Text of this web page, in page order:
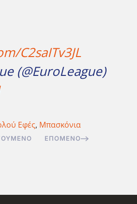
C2saITv3JL
(@EuroLeague)
Εφές, Μπασκόνια
ΕΠΌΜΕΝΟ